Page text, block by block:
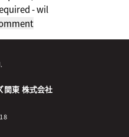
関東 株式会社